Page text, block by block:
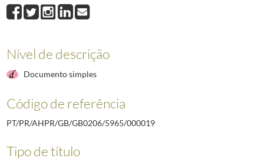
000019Nota do Presidente de República, Jorge Sampaio, para o catálogo
000021Mensagem do Presidente da República, Jorge Sampaio, ao Lisbon
000024
Mensagem do Presidente da República, Jorge Sampaio, à
Mensagem do Presidente da República, Jorge Sampaio, à
000026 Texto do Presidente de República, Jorge Sampaio, para o catálogo
000143Depoimento do Presidente de República, Jorge Sampaio, sobre Luís
Nível de descrição
Documento simples
Código de referência
PT/PR/AHPR/GB/GB0206/5965/000019
Tipo de título